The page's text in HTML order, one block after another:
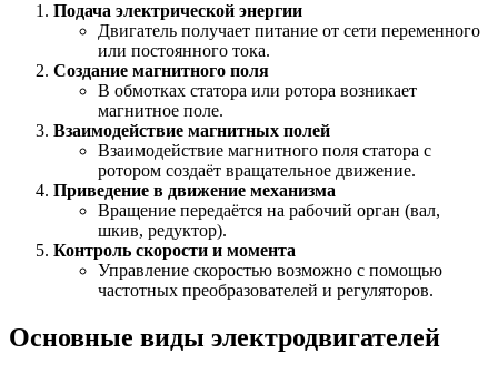
Подача электрической энергии
Двигатель получает питание от сети переменного
или постоянного тока.
Создание магнитного поля
В обмотках статора или ротора возникает
магнитное поле.
Взаимодействие магнитных полей
Взаимодействие магнитного поля статора с
ротором создаёт вращательное движение.
Приведение в движение механизма
Вращение передаётся на рабочий орган (вал,
шкив, редуктор).
Контроль скорости и момента
Управление скоростью возможно с помощью
частотных преобразователей и регуляторов.
Основные виды электродвигателей